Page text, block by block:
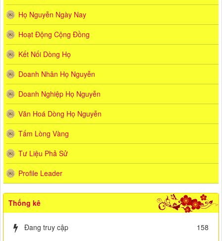
Họ Nguyễn Ngày Nay
Hoạt Động Cộng Đồng
Kết Nối Dòng Họ
Doanh Nhân Họ Nguyễn
Doanh Nghiệp Họ Nguyễn
Văn Hoá Dòng Họ Nguyễn
Tấm Lòng Vàng
Tư Liệu Phả Sử
Profile Leader
Thống kê
Đang truy cập
158